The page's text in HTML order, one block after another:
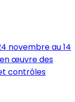
novembre au 14
œuvre des
contrôles